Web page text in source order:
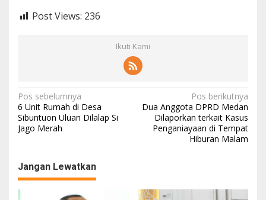
Post Views: 236
Ikuti Kami
N
a
v
g
a
Pos sebelumnya
6 Unit Rumah di Desa
Sibuntuon Uluan Dilalap Si
Jago Merah
Pos berikutnya
Dua Anggota DPRD Medan
Dilaporkan terkait Kasus
Penganiayaan di Tempat
Hiburan Malam
Jangan Lewatkan